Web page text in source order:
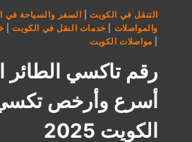
التنقل في الكويت| السفر والسياحة في
والمواصلات
خدمات النقل في الكويت|
مواصلات الكويت
رقم تاكسي الطائر
أسرع وأرخص
الكويت 2025